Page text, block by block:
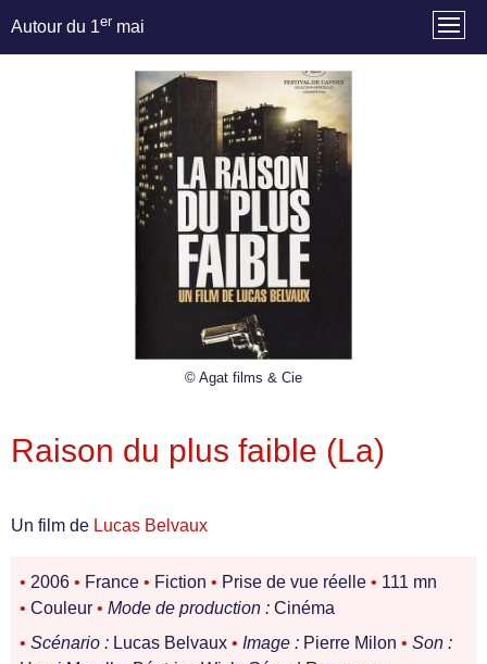
Autour du 1er mai
© Agat films & Cie
Raison du plus faible (La)
Un film de Lucas Belvaux
• 2006 • France • Fiction • Prise de vue réelle • 111 mn
• Couleur • Mode de production : Cinéma
• Scénario : Lucas Belvaux • Image : Pierre Milon • Son :